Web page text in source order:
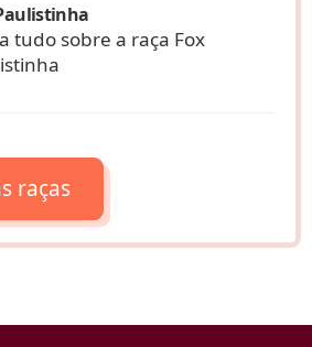
tudo sobre a raça Fox
raças